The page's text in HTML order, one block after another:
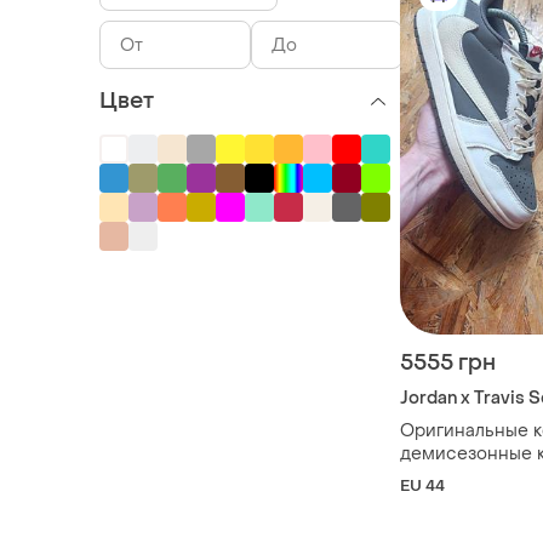
5555 грн
Jordan x Travis
Оригинальные
демисезонные
air jordan 1 low
EU 44
Цвет